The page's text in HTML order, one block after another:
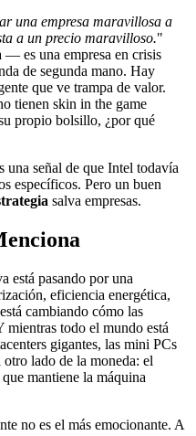
una empresa maravillosa a
a un precio maravilloso."
— es una empresa en crisis
de segunda mano. Hay
que ve trampa de valor.
tienen skin in the game
propio bolsillo, ¿por qué
señal de que Intel todavía
específicos. Pero un buen
salva empresas.
está pasando por una
eficiencia energética,
cambiando cómo las
mientras todo el mundo está
gigantes, las mini PCs
lado de la moneda: el
mantiene la máquina
no es el más emocionante. A